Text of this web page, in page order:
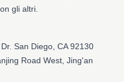
gli altri.
San Diego, CA 92130
Road West, Jing'an